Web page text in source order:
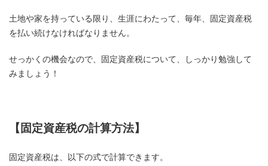
土地や家を持っている限り、生涯にわたって、毎年、固定資産税
を払い続けなければなりません。
せっかくの機会なので、固定資産税について、しっかり勉強して
みましょう！
【固定資産税の計算方法】
固定資産税は、以下の式で計算できます。